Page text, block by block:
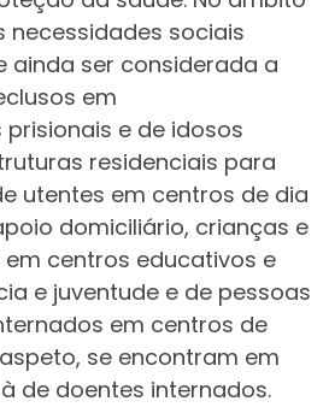
sociais
ainda ser considerada a
em
e de idosos
residenciais para
utentes em centros de dia
domiciliário, crianças e
centros educativos e
e juventude e de pessoas
em centros de
se encontram em
de doentes internados.